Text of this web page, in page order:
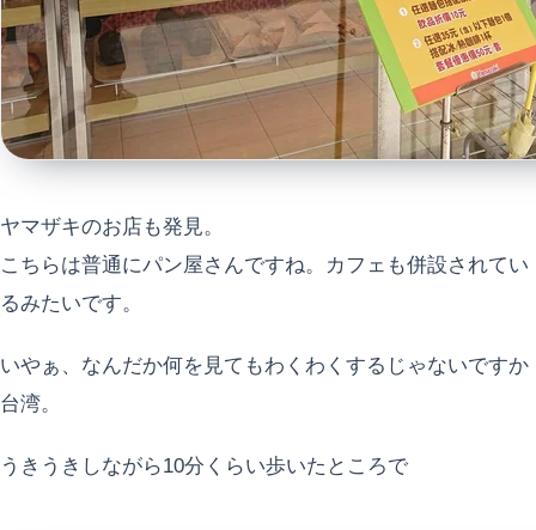
ヤマザキのお店も発見。
こちらは普通にパン屋さんですね。カフェも併設されてい
るみたいです。
いやぁ、なんだか何を見てもわくわくするじゃないですか
台湾。
うきうきしながら10分くらい歩いたところで